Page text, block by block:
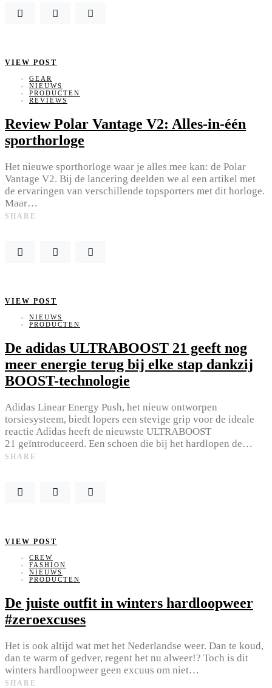
VIEW POST
GEAR
NIEUWS
PRODUCTEN
REVIEWS
Review Polar Vantage V2: Alles-in-één
sporthorloge
Het nieuwe sporthorloge waar je alles mee kan: de Polar
Vantage V2. Bij de lancering deelden we al een artikel met
de ervaringen van verschillende topsporters met dit horloge.
Maar…
SHARE
VIEW POST
NIEUWS
PRODUCTEN
De adidas ULTRABOOST 21 geeft nog
meer energie terug bij elke stap dankzij
BOOST-technologie
Adidas Linear Energy Push, het nieuw ontworpen
torsiesysteem, biedt lopers een stevige grip voor de ideale
reactie Adidas heeft de nieuwste ULTRABOOST
21 geïntroduceerd. Een schoen die bij het hardlopen de…
SHARE
VIEW POST
CREW
FASHION
NIEUWS
PRODUCTEN
De juiste outfit in winters hardloopweer
#zeroexcuses
Het is ook altijd wat met het Nederlandse weer. Dan te koud,
dan te warm of gedver, regent het nu alweer!? Toch is dit
winters hardloopweer geen excuus om niet…
SHARE